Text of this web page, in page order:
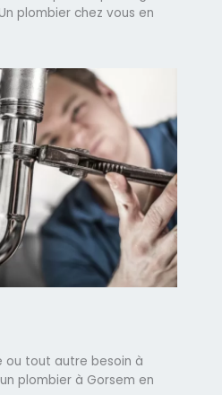
plombier chez vous en
ou tout autre besoin à
plombier à Gorsem en